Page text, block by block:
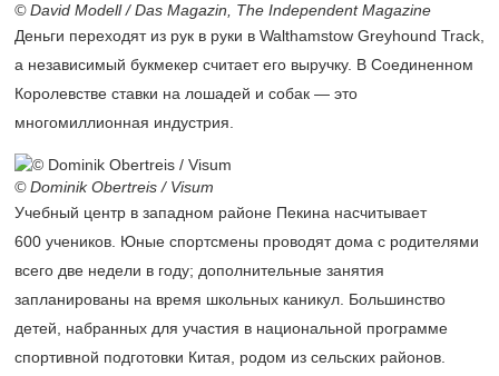
© David Modell / Das Magazin, The Independent Magazine
Деньги переходят из рук в руки в Walthamstow Greyhound Track,
а независимый букмекер считает его выручку. В Соединенном
Королевстве ставки на лошадей и собак — это
многомиллионная индустрия.
© Dominik Obertreis / Visum
Учебный центр в западном районе Пекина насчитывает
600 учеников. Юные спортсмены проводят дома с родителями
всего две недели в году; дополнительные занятия
запланированы на время школьных каникул. Большинство
детей, набранных для участия в национальной программе
спортивной подготовки Китая, родом из сельских районов.